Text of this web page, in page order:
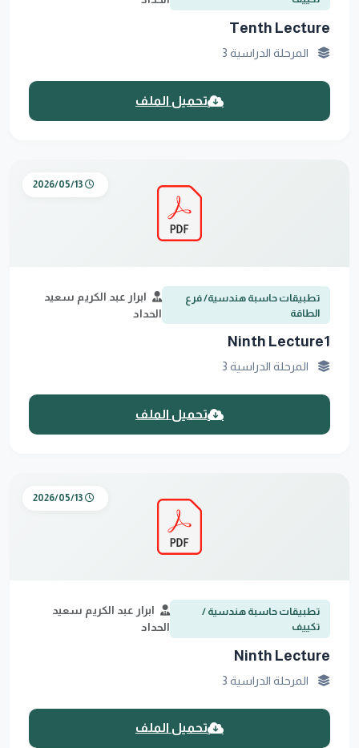
Tenth Lecture
المرحلة الدراسية 3
تحميل الملف
تطبيقات حاسبة هندسية/ فرع
الطاقة
ابرار عبد الكريم سعيد
الحداد
Ninth Lecture1
المرحلة الدراسية 3
تحميل الملف
تطبيقات حاسبة هندسية /
تكييف
ابرار عبد الكريم سعيد
الحداد
Ninth Lecture
المرحلة الدراسية 3
تحميل الملف